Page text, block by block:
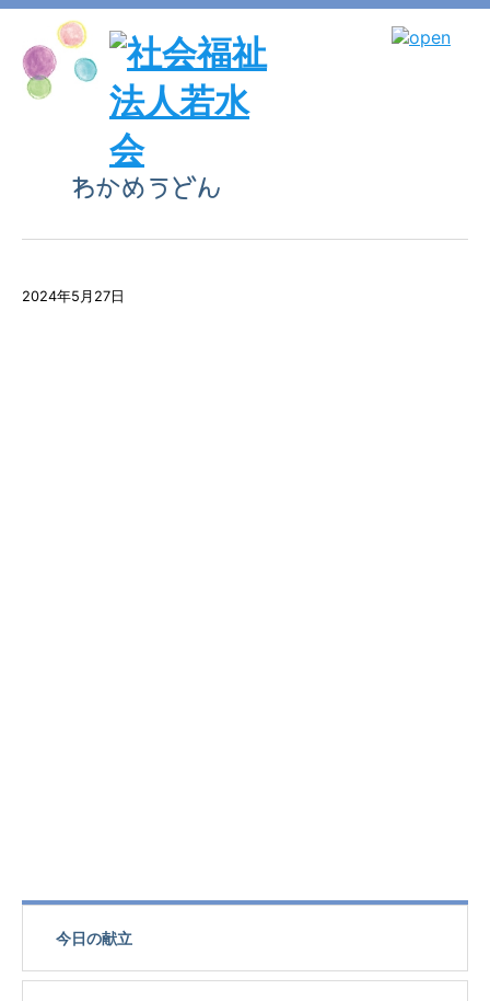
わかめうどん
2024年5月27日
今日の献立